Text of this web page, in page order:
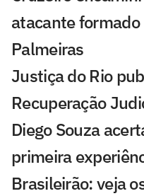
atacante
Palmeiras
Justiça do Rio
Recuperação
Diego Souza
primeira
Brasileirão: veja